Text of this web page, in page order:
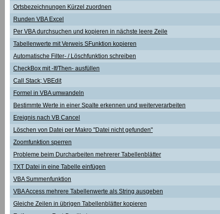
Ortsbezeichnungen Kürzel zuordnen
Runden VBA Excel
Per VBA durchsuchen und kopieren in nächste leere Zeile
Tabellenwerte mit Verweis SFunktion kopieren
Automatische Filter- / Löschfunktion schreiben
CheckBox mit -If/Then- ausfüllen
Call Stack; VBEdit
Formel in VBA umwandeln
Bestimmte Werte in einer Spalte erkennen und weiterverarbeiten
Ereignis nach VB Cancel
Löschen von Datei per Makro "Datei nicht gefunden"
Zoomfunktion sperren
Probleme beim Durcharbeiten mehrerer Tabellenblätter
TXT Datei in eine Tabelle einfügen
VBA Summenfunktion
VBA Access mehrere Tabellenwerte als String ausgeben
Gleiche Zeilen in übrigen Tabellenblätter kopieren